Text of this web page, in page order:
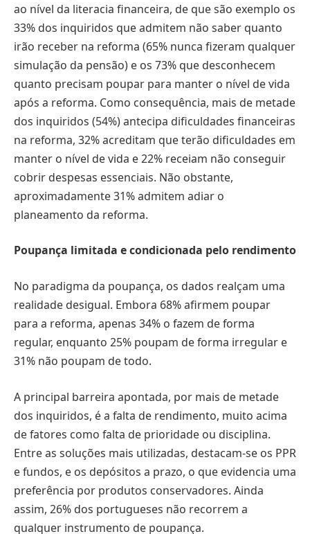
ao nível da literacia financeira, de que são exemplo os
33% dos inquiridos que admitem não saber quanto
irão receber na reforma (65% nunca fizeram qualquer
simulação da pensão) e os 73% que desconhecem
quanto precisam poupar para manter o nível de vida
após a reforma. Como consequência, mais de metade
dos inquiridos (54%) antecipa dificuldades financeiras
na reforma, 32% acreditam que terão dificuldades em
manter o nível de vida e 22% receiam não conseguir
cobrir despesas essenciais. Não obstante,
aproximadamente 31% admitem adiar o
planeamento da reforma.
Poupança limitada e condicionada pelo rendimento
No paradigma da poupança, os dados realçam uma
realidade desigual. Embora 68% afirmem poupar
para a reforma, apenas 34% o fazem de forma
regular, enquanto 25% poupam de forma irregular e
31% não poupam de todo.
A principal barreira apontada, por mais de metade
dos inquiridos, é a falta de rendimento, muito acima
de fatores como falta de prioridade ou disciplina.
Entre as soluções mais utilizadas, destacam-se os PPR
e fundos, e os depósitos a prazo, o que evidencia uma
preferência por produtos conservadores. Ainda
assim, 26% dos portugueses não recorrem a
qualquer instrumento de poupança.